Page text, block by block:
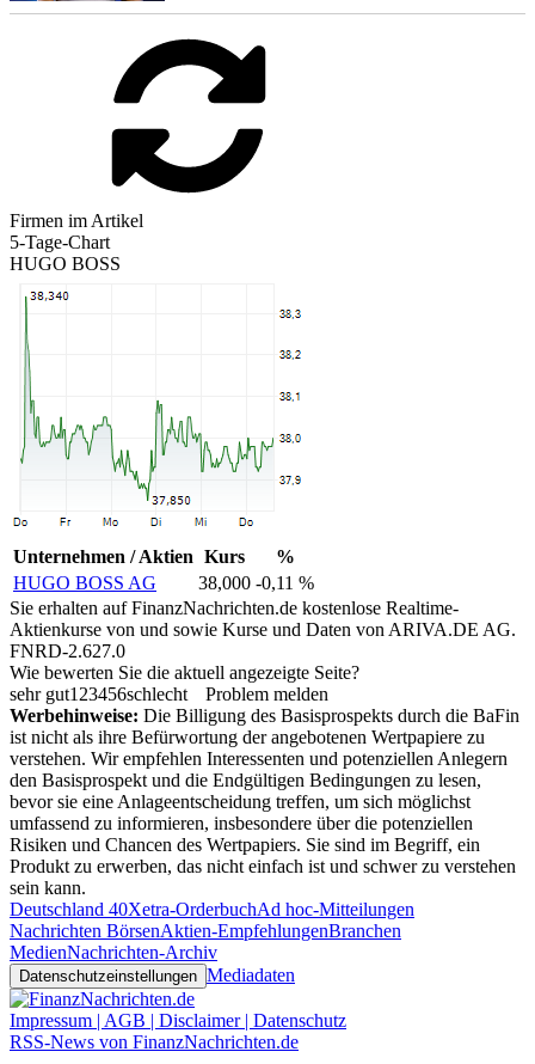
Firmen im Artikel
5-Tage-Chart
HUGO BOSS
Unternehmen / Aktien Kurs
%
HUGO BOSS AG
38,000 -0,11 %
Sie erhalten auf FinanzNachrichten.de kostenlose Realtime-
Aktienkurse von und sowie Kurse und Daten von ARIVA.DE AG.
FNRD-2.627.0
Wie bewerten Sie die aktuell angezeigte Seite?
sehr gut1 23456schlecht
Problem melden
Werbehinweise: Die Billigung des Basisprospekts durch die BaFin
ist nicht als ihre Befürwortung der angebotenen Wertpapiere zu
verstehen. Wir empfehlen Interessenten und potenziellen Anlegern
den Basisprospekt und die Endgültigen Bedingungen zu lesen,
bevor sie eine Anlageentscheidung treffen, um sich möglichst
umfassend zu informieren, insbesondere über die potenziellen
Risiken und Chancen des Wertpapiers. Sie sind im Begriff, ein
Produkt zu erwerben, das nicht einfach ist und schwer zu verstehen
sein kann.
Deutschland 40Xetra-OrderbuchAd hoc-Mitteilungen
Nachrichten BörsenAktien-EmpfehlungenBranchen
MedienNachrichten-Archiv
Datenschutzeinstellungen Mediadaten
Impressum | AGB | Disclaimer | Datenschutz
RSS-News von FinanzNachrichten.de